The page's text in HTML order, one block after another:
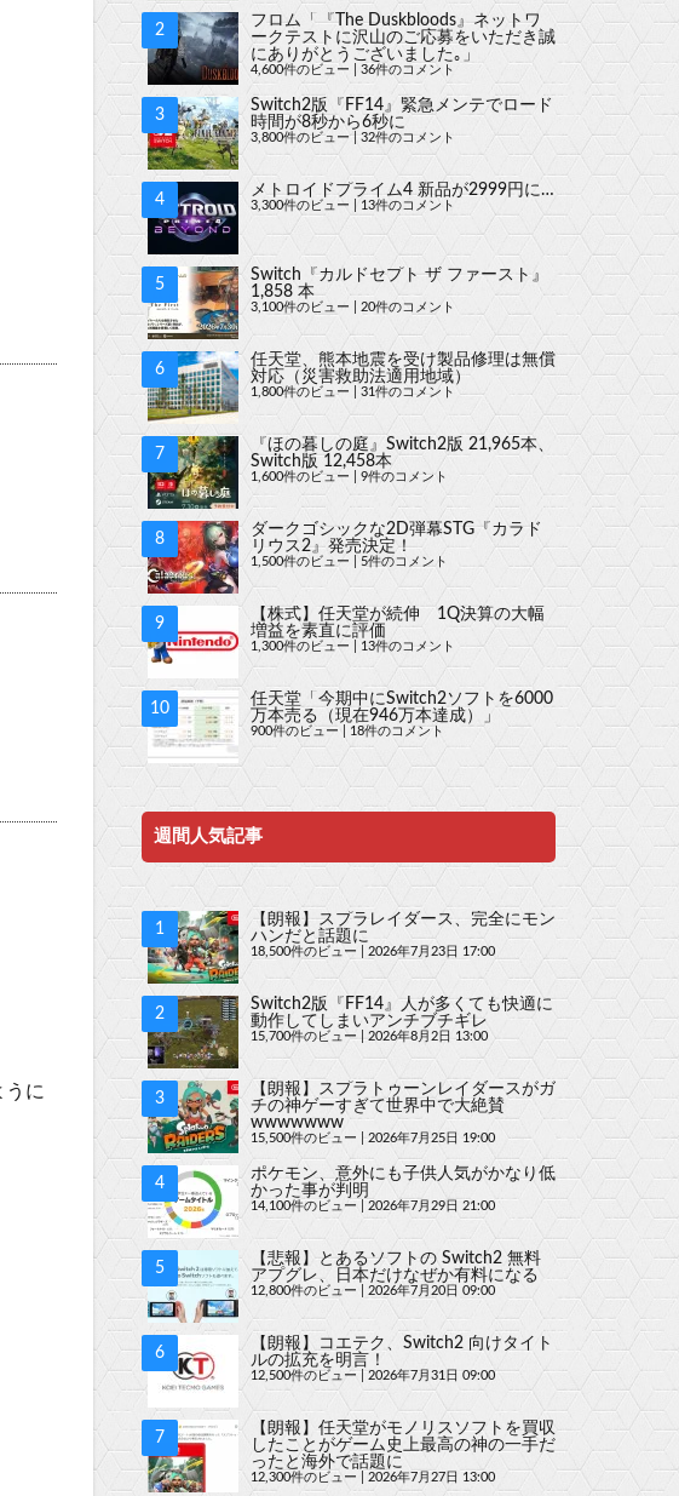
うに
フロム「『The Duskbloods』ネットワ
ークテストに沢山のご応募をいただき誠
にありがとうございました｡」
4,600件のビュー 36件のコメント
Switch2版『FF14』緊急メンテでロード
時間が8秒から6秒に
3,800件のビュー| 32件のコメント
メトロイドプライム4 新品が2999円に…
3,300件のビュー 13件のコメント
Switch『カルドセプト ザ ファースト』
1,858 本
3,100件のビュー 20件のコメント
任天堂、熊本地震を受け製品修理は無償
対応（災害救助法適用地域）
1,800件のビュー 31件のコメント
『ほの暮しの庭』Switch2版 21,965本、
Switch版 12,458本
1,600件のビュー 9件のコメント
ダークゴシックな2D弾幕STG『カラド
リウス2』発売決定！
1,500件のビュー 5件のコメント
【株式】任天堂が続伸 1Q決算の大幅
増益を素直に評価
1,300件のビュー 13件のコメント
任天堂「今期中にSwitch2ソフトを6000
万本売る（現在946万本達成）」
900件のビュー 18件のコメント
週間人気記事
【朗報】スプラレイダース、完全にモン
ハンだと話題に
18,500件のビュー 2026年7月23日 17:00
Switch2版『FF14』人が多くても快適に
動作してしまいアンチブチギレ
15,700件のビュー 2026年8月2日 13:00
【朗報】スプラトゥーンレイダースがガ
チの神ゲーすぎて世界中で大絶賛
wwwwwww
15,500件のビュー |2026年7月25日 19:00
ポケモン、意外にも子供人気がかなり低
かった事が判明
14,100件のビュー 2026年7月29日 21:00
【悲報】とあるソフトの Switch2 無料
アプグレ、日本だけなぜか有料になる
12,800件のビュー 2026年7月20日 09:00
【朗報】コエテク、Switch2 向けタイト
ルの拡充を明言！
12,500件のビュー 2026年7月31日 09:00
【朗報】任天堂がモノリスソフトを買収
したことがゲーム史上最高の神の一手だ
ったと海外で話題に
12,300件のビュー 2026年7月27日 13:00